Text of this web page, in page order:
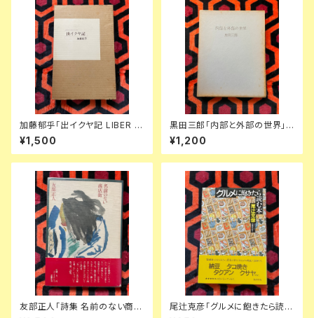
加藤郁乎「出イクヤ記 LIBER E
XICVIAE」初版 函入り 挿絵:齋
藤和雄 天眼社 俳句集
¥1,500
黒田三郎「内部と外部の世界」
初版 函入り 昭森社 評論集
¥1,200
友部正人「詩集 名前のない商店
尾辻克彦「グルメに飽きたら読む